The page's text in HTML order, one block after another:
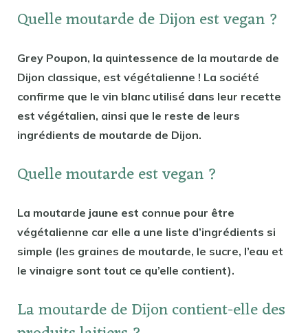
Quelle moutarde de Dijon est vegan ?
Grey Poupon, la quintessence de la moutarde de
Dijon classique, est végétalienne ! La société
confirme que le vin blanc utilisé dans leur recette
est végétalien, ainsi que le reste de leurs
ingrédients de moutarde de Dijon.
Quelle moutarde est vegan ?
La moutarde jaune est connue pour être
végétalienne car elle a une liste d’ingrédients si
simple (les graines de moutarde, le sucre, l’eau et
le vinaigre sont tout ce qu’elle contient).
La moutarde de Dijon contient-elle des